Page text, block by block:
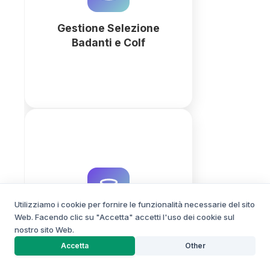
Gestione Selezione
Badanti e Colf
con QuintaDB e l'intelligenza
artificiale.
Moduli Registrazione
Clienti
Crea moduli di registrazione
clienti professionali e database
Automatizza l'acquisizione dati e
il CRM con l'intelligenza artificiale.
CREATORE DI PROGETTI
Utilizziamo i cookie per fornire le funzionalità necessarie del sito
Web. Facendo clic su "Accetta" accetti l'uso dei cookie sul
nostro sito Web.
Accetta Other